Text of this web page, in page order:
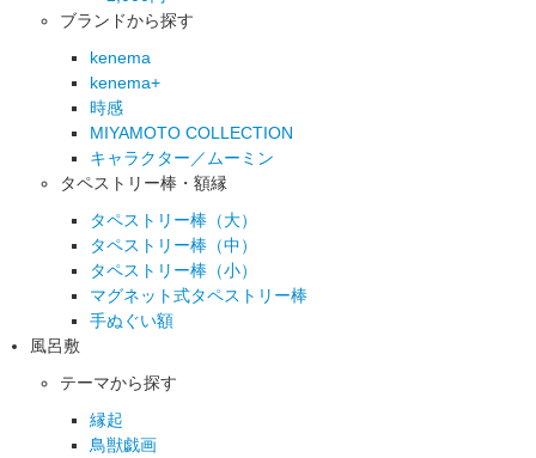
ブランドから探す
kenema
kenema+
時感
MIYAMOTO COLLECTION
キャラクター／ムーミン
タペストリー棒・額縁
タペストリー棒（大）
タペストリー棒（中）
タペストリー棒（小）
マグネット式タペストリー棒
手ぬぐい額
風呂敷
テーマから探す
縁起
鳥獣戯画